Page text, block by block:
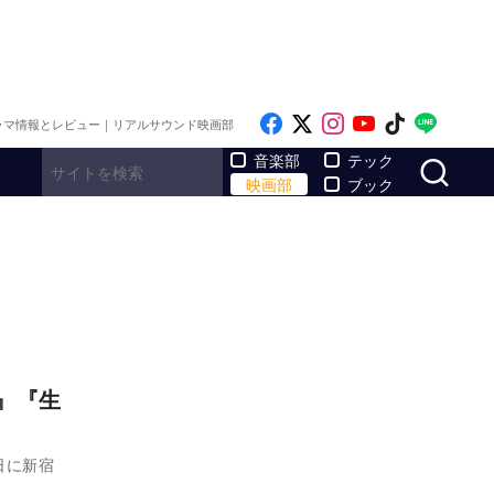
情報とレビュー｜リアルサウンド映画部 Like on Facebook
Follow on x
Follow on
Follow on
Follow
音楽部
映画部
テック
ブック
『生
に新宿